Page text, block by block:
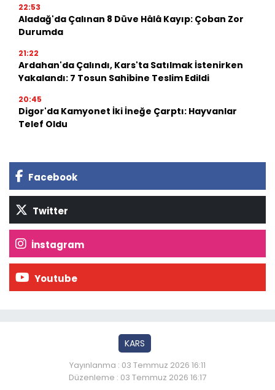
22:53
Aladağ'da Çalınan 8 Düve Hâlâ Kayıp: Çoban Zor
Durumda
21:22
Ardahan'da Çalındı, Kars'ta Satılmak İstenirken
Yakalandı: 7 Tosun Sahibine Teslim Edildi
20:45
Digor'da Kamyonet İki İneğe Çarptı: Hayvanlar
Telef Oldu
Facebook
Twitter
İnstagram
Youtube
KARS
Yayınlanma : 03 Temmuz 2026 16:11
Düzenleme : 03 Temmuz 2026 16:17